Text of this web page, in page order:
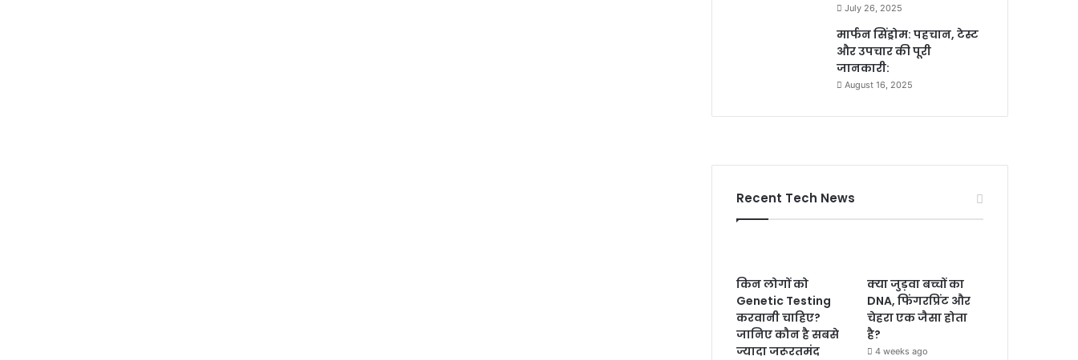
July 26, 2025
मार्फन सिंड्रोम: पहचान, टेस्ट
और उपचार की पूरी
जानकारी:
August 16, 2025
Recent Tech News
किन लोगों को
Genetic Testing
करवानी चाहिए?
जानिए कौन है सबसे
ज्यादा जरूरतमंद
क्या जुड़वा बच्चों का
DNA, फिंगरप्रिंट और
चेहरा एक जैसा होता
है?
4 weeks ago